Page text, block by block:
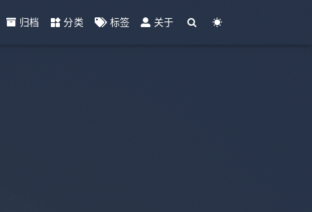
归档 分类 标签 关于